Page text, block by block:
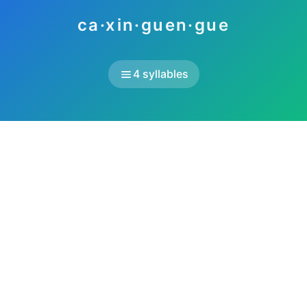
ca·xin·guen·gue
4 syllables